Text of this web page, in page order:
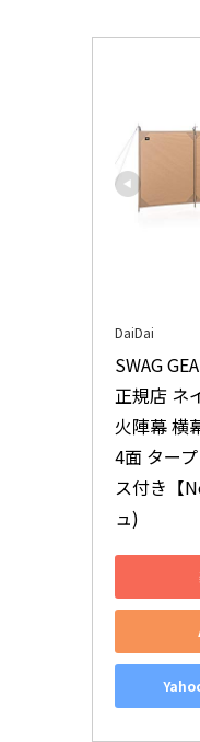
DaiDai
SWAG
正規店 ネ
火陣幕 横
4面 ター
ス付き【
ュ)